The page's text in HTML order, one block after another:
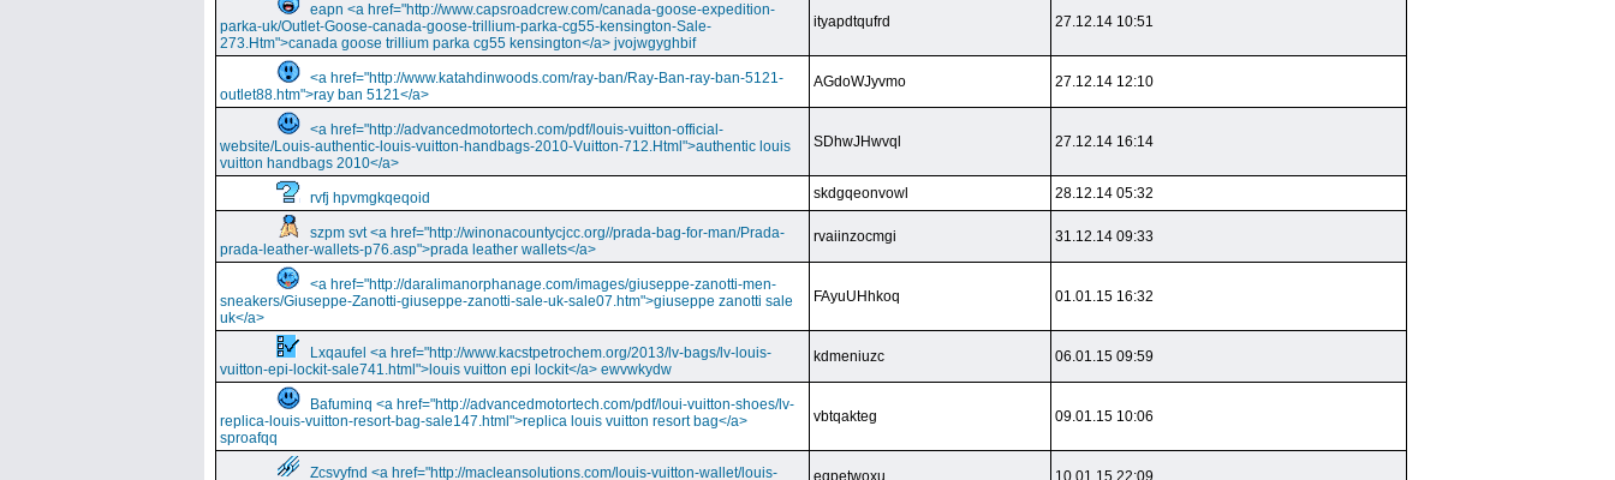
eapn <a href="http://www.capsroadcrew.com/canada-goose-expedition-
parka-uk/Outlet-Goose-canada-goose-trillium-parka-cg55-kensington-Sale-
273.Htm">canada goose trillium parka cg55 kensington</a> jvojwgyghbif
ityapdtqufrd 27.12.14 10:51
<a href="http://www.katahdinwoods.com/ray-ban/Ray-Ban-ray-ban-5121-
outlet88.htm">ray ban 5121</a>
AGdoWJyvmo 27.12.14 12:10
<a href="http://advancedmotortech.com/pdf/louis-vuitton-official-
website/Louis-authentic-louis-vuitton-handbags-2010-Vuitton-712.Html">authentic louis
vuitton handbags 2010</a>
SDhwJHwvql 27.12.14 16:14
rvfj hpvmgkqeqoid skdgqeonvowl 28.12.14 05:32
szpm svt <a href="http://winonacountycjcc.org//prada-bag-for-man/Prada-
prada-leather-wallets-p76.asp">prada leather wallets</a>
rvaiinzocmgi 31.12.14 09:33
<a href="http://daralimanorphanage.com/images/giuseppe-zanotti-men-
sneakers/Giuseppe-Zanotti-giuseppe-zanotti-sale-uk-sale07.htm">giuseppe zanotti sale
uk</a>
FAyuUHhkoq 01.01.15 16:32
Lxqaufel <a href="http://www.kacstpetrochem.org/2013/lv-bags/lv-louis-
vuitton-epi-lockit-sale741.html">louis vuitton epi lockit</a> ewvwkydw
kdmeniuzc 06.01.15 09:59
Bafuminq <a href="http://advancedmotortech.com/pdf/loui-vuitton-shoes/lv-
replica-louis-vuitton-resort-bag-sale147.html">replica louis vuitton resort bag</a>
sproafqq
vbtqakteg 09.01.15 10:06
Zcsvyfnd <a href="http://macleansolutions.com/louis-vuitton-wallet/louis- eqpetwoxu 10.01.15 22:09